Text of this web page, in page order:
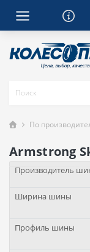
По
Armstrong
Производитель
Ширина шины
Профиль шины